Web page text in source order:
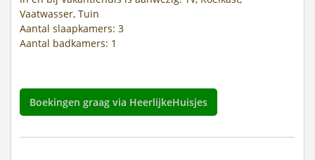
Vaatwasser, Tuin
Aantal slaapkamers: 3
Aantal badkamers: 1
Boekingen graag via HeerlijkeHuisjes